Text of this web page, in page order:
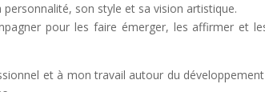
personnalité, son style et sa vision artistique.
pour les faire émerger, les affirmer et
et à mon travail autour du